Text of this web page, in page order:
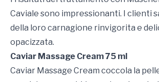
Caviale sono impressionanti. I clienti
della loro carnagione rinvigorita e
opacizzata.
Caviar Massage Cream 75 ml
Caviar Massage Cream coccola la